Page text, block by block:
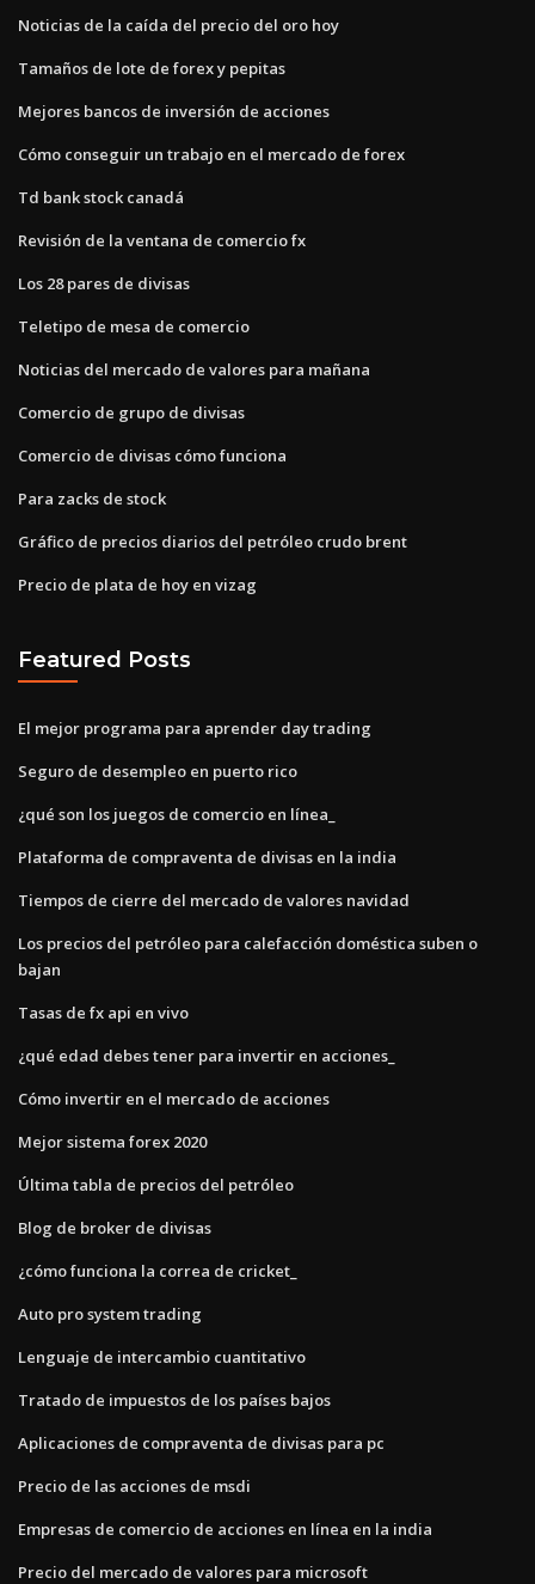
Noticias de la caída del precio del oro hoy
Tamaños de lote de forex y pepitas
Mejores bancos de inversión de acciones
Cómo conseguir un trabajo en el mercado de forex
Td bank stock canadá
Revisión de la ventana de comercio fx
Los 28 pares de divisas
Teletipo de mesa de comercio
Noticias del mercado de valores para mañana
Comercio de grupo de divisas
Comercio de divisas cómo funciona
Para zacks de stock
Gráfico de precios diarios del petróleo crudo brent
Precio de plata de hoy en vizag
Featured Posts
El mejor programa para aprender day trading
Seguro de desempleo en puerto rico
¿qué son los juegos de comercio en línea_
Plataforma de compraventa de divisas en la india
Tiempos de cierre del mercado de valores navidad
Los precios del petróleo para calefacción doméstica suben o
bajan
Tasas de fx api en vivo
¿qué edad debes tener para invertir en acciones_
Cómo invertir en el mercado de acciones
Mejor sistema forex 2020
Última tabla de precios del petróleo
Blog de broker de divisas
¿cómo funciona la correa de cricket_
Auto pro system trading
Lenguaje de intercambio cuantitativo
Tratado de impuestos de los países bajos
Aplicaciones de compraventa de divisas para pc
Precio de las acciones de msdi
Empresas de comercio de acciones en línea en la india
Precio del mercado de valores para microsoft